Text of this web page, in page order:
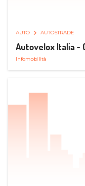
AUTO AUTOSTRADE
Autovelox Italia -
Infomobilità